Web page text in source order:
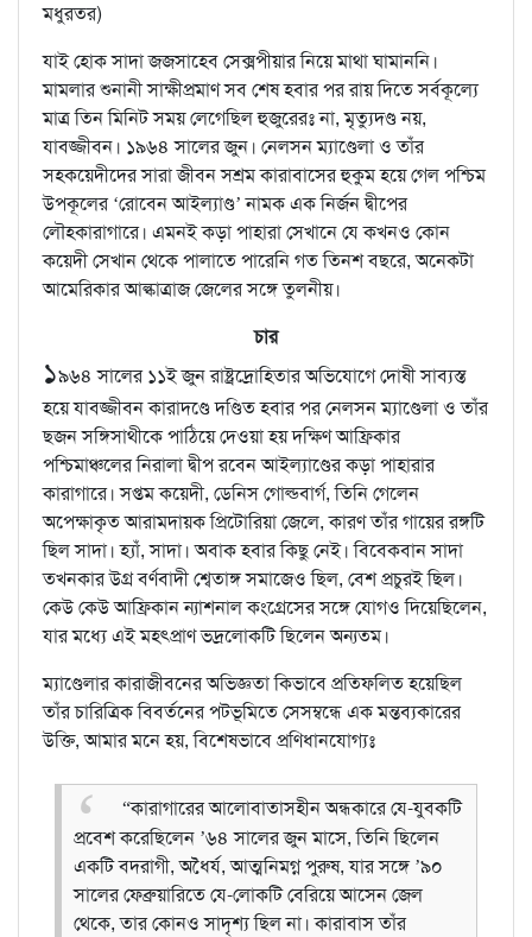
মধুরতর)
যাই হোক সাদা জজসাহেব সেক্সপীয়ার নিয়ে মাথা ঘামাননি।
মামলার শুনানী সাক্ষীপ্রমাণ সব শেষ হবার পর রায় দিতে সর্বকূল্যে
মাত্র তিন মিনিট সময় লেগেছিল হুজুরেরঃ না, মৃত্যুদণ্ড নয়,
যাবজ্জীবন। ১৯৬৪ সালের জুন। নেলসন ম্যাণ্ডেলা ও তাঁর
সহকয়েদীদের সারা জীবন সশ্রম কারাবাসের হুকুম হয়ে গেল পশ্চিম
উপকূলের ‘রোবেন আইল্যাণ্ড’ নামক এক নির্জন দ্বীপের
লৌহকারাগারে। এমনই কড়া পাহারা সেখানে যে কখনও কোন
কয়েদী সেখান থেকে পালাতে পারেনি গত তিনশ বছরে, অনেকটা
আমেরিকার আল্কাত্রাজ জেলের সঙ্গে তুলনীয়।
চার
১৯৬৪ সালের ১১ই জুন রাষ্ট্রদ্রোহিতার অভিযোগে দোষী সাব্যস্ত
হয়ে যাবজ্জীবন কারাদণ্ডে দণ্ডিত হবার পর নেলসন ম্যাণ্ডেলা ও তাঁর
ছজন সঙ্গিসাথীকে পাঠিয়ে দেওয়া হয় দক্ষিণ আফ্রিকার
পশ্চিমাঞ্চলের নিরালা দ্বীপ রবেন আইল্যাণ্ডের কড়া পাহারার
কারাগারে। সপ্তম কয়েদী, ডেনিস গোল্ডবার্গ, তিনি গেলেন
অপেক্ষাকৃত আরামদায়ক প্রিটোরিয়া জেলে, কারণ তাঁর গায়ের রঙ্গটি
ছিল সাদা। হ্যাঁ, সাদা। অবাক হবার কিছু নেই। বিবেকবান সাদা
তখনকার উগ্র বর্ণবাদী শ্বেতাঙ্গ সমাজেও ছিল, বেশ প্রচুরই ছিল।
কেউ কেউ আফ্রিকান ন্যাশনাল কংগ্রেসের সঙ্গে যোগও দিয়েছিলেন,
যার মধ্যে এই মহৎপ্রাণ ভদ্রলোকটি ছিলেন অন্যতম।
ম্যাণ্ডেলার কারাজীবনের অভিজ্ঞতা কিভাবে প্রতিফলিত হয়েছিল
তাঁর চারিত্রিক বিবর্তনের পটভূমিতে সেসম্বন্ধে এক মন্তব্যকারের
উক্তি, আমার মনে হয়, বিশেষভাবে প্রণিধানযোগ্যঃ
“কারাগারের আলোবাতাসহীন অন্ধকারে যে-যুবকটি
প্রবেশ করেছিলেন ’৬৪ সালের জুন মাসে, তিনি ছিলেন
একটি বদরাগী, অধৈর্য, আত্মনিমগ্ন পুরুষ, যার সঙ্গে ’৯০
সালের ফেব্রুয়ারিতে যে-লোকটি বেরিয়ে আসেন জেল
থেকে, তার কোনও সাদৃশ্য ছিল না। কারাবাস তাঁর